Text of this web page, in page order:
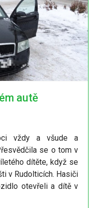
autě
vždy a všude a
se o tom v
dítěte, když se
v Rudolticích. Hasiči
otevřeli a dítě v